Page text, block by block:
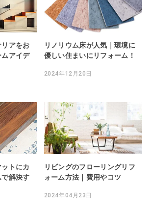
アをお
ムアイデ
リノリウム床が人気｜環境に
優しい住まいにリフォーム！
2024年12月20日
トにカ
解決す
リビングのフローリングリフ
ォーム方法｜費用やコツ
2024年04月23日